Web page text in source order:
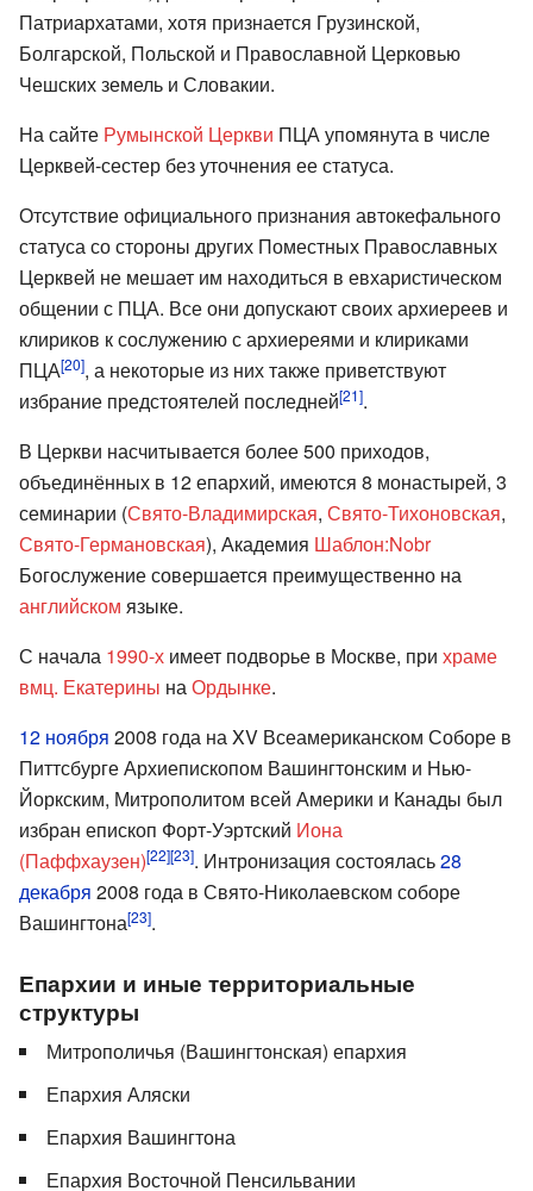
Патриархатами, хотя признается Грузинской,
Болгарской, Польской и Православной Церковью
Чешских земель и Словакии.
На сайте Румынской Церкви ПЦА упомянута в числе
Церквей-сестер без уточнения ее статуса.
Отсутствие официального признания автокефального
статуса со стороны других Поместных Православных
Церквей не мешает им находиться в евхаристическом
общении с ПЦА. Все они допускают своих архиереев и
клириков к сослужению с архиереями и клириками
ПЦА[20], а некоторые из них также приветствуют
избрание предстоятелей последней[21].
В Церкви насчитывается более 500 приходов,
объединённых в 12 епархий, имеются 8 монастырей, 3
семинарии (Свято-Владимирская, Свято-Тихоновская,
Свято-Германовская), Академия Шаблон:Nobr
Богослужение совершается преимущественно на
английском языке.
С начала 1990-х имеет подворье в Москве, при храме
вмц. Екатерины на Ордынке.
12 ноября 2008 года на XV Всеамериканском Соборе в
Питтсбурге Архиепископом Вашингтонским и Нью-
Йоркским, Митрополитом всей Америки и Канады был
избран епископ Форт-Уэртский Иона
(Паффхаузен)[22][23]. Интронизация состоялась28
декабря 2008 года в Свято-Николаевском соборе
Вашингтона[23].
Епархии и иные территориальные
структуры
Митрополичья (Вашингтонская) епархия
Епархия Аляски
Епархия Вашингтона
Епархия Восточной Пенсильвании